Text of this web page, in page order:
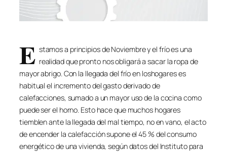
E stamos a principios de Noviembre y el frío es una
realidad que pronto nos obligará a sacar la ropa de
mayor abrigo. Con la llegada del frío en loshogares es
habitual el incremento del gasto derivado de
calefacciones, sumado a un mayor uso de la cocina como
puede ser el horno. Esto hace que muchos hogares
tiemblen ante la llegada del mal tiempo, no en vano, el acto
de encender la calefacción supone el 45 % del consumo
energético de una vivienda, según datos del Instituto para